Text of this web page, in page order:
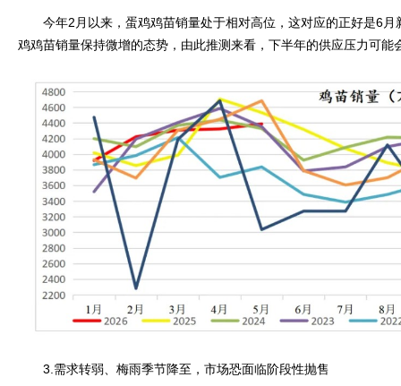
今年2月以来，蛋鸡鸡苗销量处于相对高位，这对应的正好是6月
鸡鸡苗销量保持微增的态势，由此推测来看，下半年的供应压力可
3.需求转弱、梅雨季节降至，市场恐面临阶段性抛售